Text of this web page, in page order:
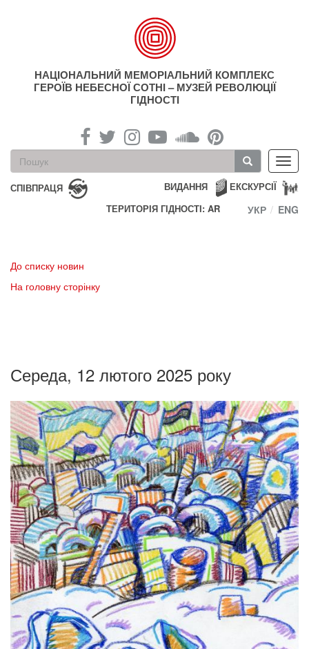
НАЦІОНАЛЬНИЙ МЕМОРІАЛЬНИЙ КОМПЛЕКС
ГЕРОЇВ НЕБЕСНОЇ СОТНІ – МУЗЕЙ РЕВОЛЮЦІЇ
ГІДНОСТІ
Пошукова
форма
Пошук
СПІВПРАЦЯ ЕКСКУРСІЇ
ВИДАННЯ
ТЕРИТОРІЯ ГІДНОСТІ: AR
УКР ENG
До списку новин
На головну сторінку
Середа, 12 лютого 2025 року